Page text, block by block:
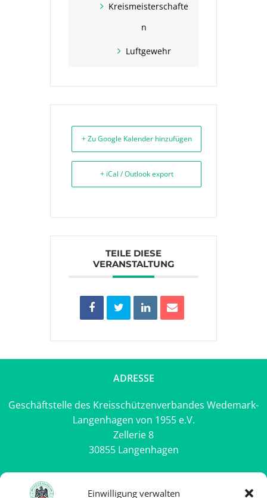
Einwilligung verwalten
Kreismeisterschafte
n
Luftgewehr
+ Zu Google Kalender hinzufügen
+ iCal / Outlook export
TEILE DIESE
VERANSTALTUNG
ADRESSE
Geschäftstelle des Kreisschützenverbandes Wedemark-
Langenhagen von 1955 e.V.
Zellerie 8
30855 Langenhagen
Rechtliches